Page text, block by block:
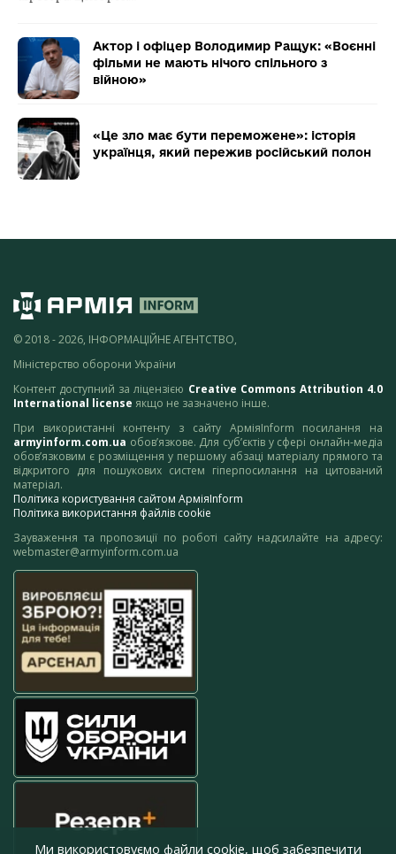
Актор і офіцер Володимир Ращук: «Воєнні
фільми не мають нічого спільного з
війною»
«Це зло має бути переможене»: історія
українця, який пережив російський полон
© 2018 - 2026, ІНФОРМАЦІЙНЕ АГЕНТСТВО,
Міністерство оборони України
Контент доступний за ліцензією Creative Commons Attribution 4.0
International license якщо не зазначено інше.
При використанні контенту з сайту АрміяInform посилання на
armyinform.com.ua обов’язкове. Для суб’єктів у сфері онлайн-медіа
обов’язковим є розміщення у першому абзаці матеріалу прямого та
відкритого для пошукових систем гіперпосилання на цитований
матеріал.
Політика користування сайтом АрміяInform
Політика використання файлів cookie
Зауваження та пропозиції по роботі сайту надсилайте на адресу:
webmaster@armyinform.com.ua
Ми використовуємо файли cookie, щоб забезпечити